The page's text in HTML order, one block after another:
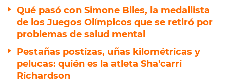
Qué pasó con Simone Biles, la medallista
de los Juegos Olímpicos que se retiró por
problemas de salud mental
Pestañas postizas, uñas kilométricas y
pelucas: quién es la atleta Sha'carri
Richardson